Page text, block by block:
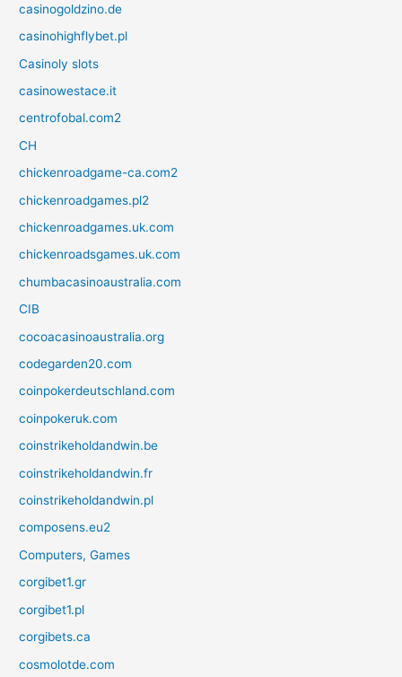
casinogoldzino.de
casinohighflybet.pl
Casinoly slots
casinowestace.it
centrofobal.com2
CH
chickenroadgame-ca.com2
chickenroadgames.pl2
chickenroadgames.uk.com
chickenroadsgames.uk.com
chumbacasinoaustralia.com
CIB
cocoacasinoaustralia.org
codegarden20.com
coinpokerdeutschland.com
coinpokeruk.com
coinstrikeholdandwin.be
coinstrikeholdandwin.fr
coinstrikeholdandwin.pl
composens.eu2
Computers, Games
corgibet1.gr
corgibet1.pl
corgibets.ca
cosmolotde.com